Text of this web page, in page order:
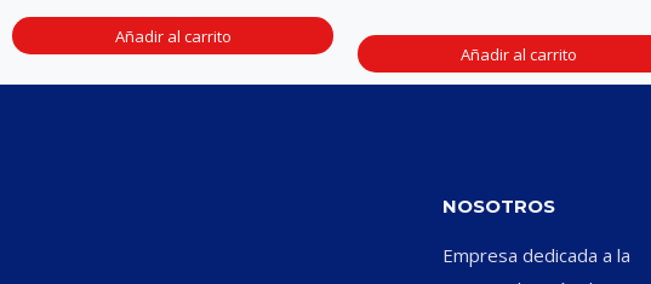
Añadir al carrito
Añadir al carrito
NOSOTROS
Empresa dedicada a la